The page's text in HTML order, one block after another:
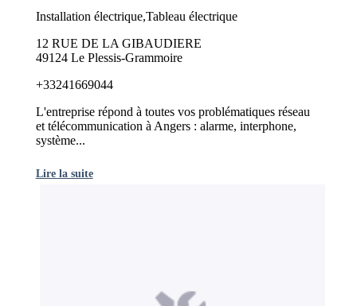
Installation électrique,Tableau électrique
12 RUE DE LA GIBAUDIERE
49124 Le Plessis-Grammoire
+33241669044
L'entreprise répond à toutes vos problématiques réseau
et télécommunication à Angers : alarme, interphone,
système...
Lire la suite